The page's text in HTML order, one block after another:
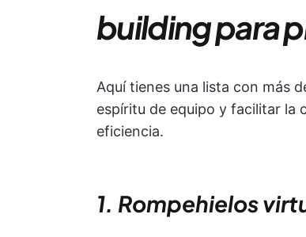
building para
Aquí tienes una lista con más
espíritu de equipo y facilitar la
eficiencia.
1. Rompehielos